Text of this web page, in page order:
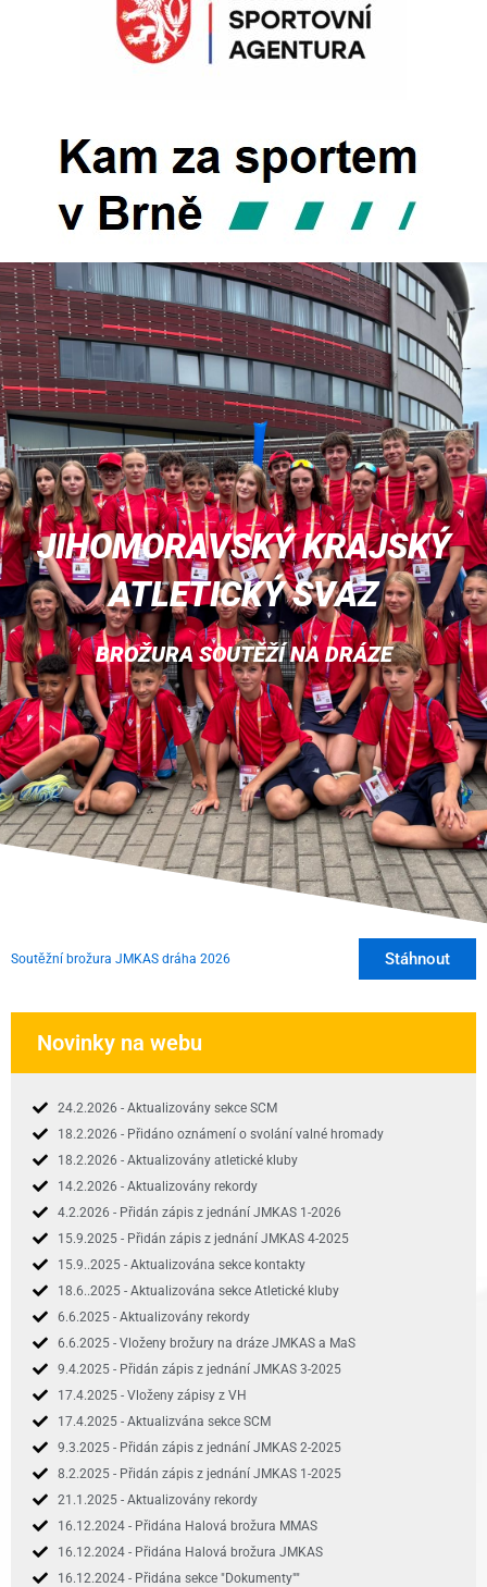
JIHOMORAVSKÝ KRAJSKÝ
ATLETICKÝ SVAZ
BROŽURA SOUTĚŽÍ NA DRÁZE
Soutěžní brožura JMKAS dráha 2026 Stáhnout
Novinky na webu
24.2.2026 - Aktualizovány sekce SCM
18.2.2026 - Přidáno oznámení o svolání valné hromady
18.2.2026 - Aktualizovány atletické kluby
14.2.2026 - Aktualizovány rekordy
4.2.2026 - Přidán zápis z jednání JMKAS 1-2026
15.9.2025 - Přidán zápis z jednání JMKAS 4-2025
15.9..2025 - Aktualizována sekce kontakty
18.6..2025 - Aktualizována sekce Atletické kluby
6.6.2025 - Aktualizovány rekordy
6.6.2025 - Vloženy brožury na dráze JMKAS a MaS
9.4.2025 - Přidán zápis z jednání JMKAS 3-2025
17.4.2025 - Vloženy zápisy z VH
17.4.2025 - Aktualizvána sekce SCM
9.3.2025 - Přidán zápis z jednání JMKAS 2-2025
8.2.2025 - Přidán zápis z jednání JMKAS 1-2025
21.1.2025 - Aktualizovány rekordy
16.12.2024 - Přidána Halová brožura MMAS
16.12.2024 - Přidána Halová brožura JMKAS
16.12.2024 - Přidána sekce "Dokumenty""